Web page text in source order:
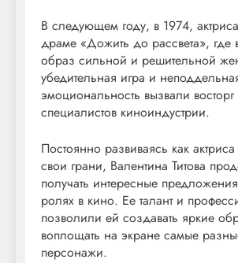
В следующем году, в 1974,
драме «Дожить до рассвета», где
образ сильной и решительной
убедительная игра и
эмоциональность вызвали
специалистов киноиндустрии.
Постоянно развиваясь как
свои грани, Валентина Титова
получать интересные
ролях в кино. Ее талант и
позволили ей создавать яркие
воплощать на экране самые
персонажи.